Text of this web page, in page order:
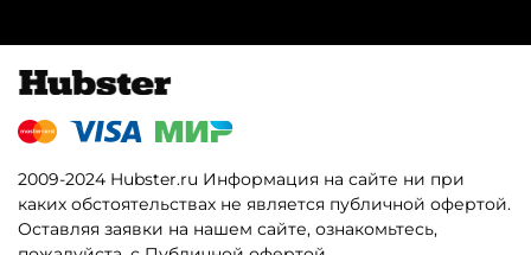
2009-2024 Hubster.ru Информация на сайте ни при
каких обстоятельствах не является публичной офертой.
Оставляя заявки на нашем сайте, ознакомьтесь,